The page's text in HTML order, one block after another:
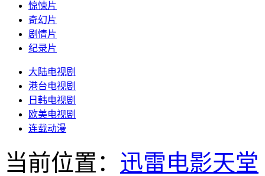
惊悚片
奇幻片
剧情片
纪录片
大陆电视剧
港台电视剧
日韩电视剧
欧美电视剧
连载动漫
当前位置： 迅雷电影天堂